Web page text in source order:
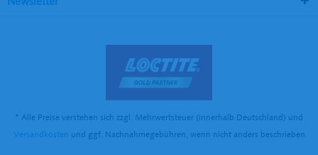
* Alle Preise verstehen sich zzgl. Mehrwertsteuer (innerhalb Deutschland) und
Versandkosten und ggf. Nachnahmegebühren, wenn nicht anders beschrieben